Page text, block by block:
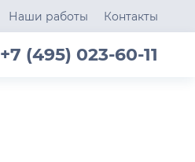
Наши работы Контакты
+7 (495) 023-60-11